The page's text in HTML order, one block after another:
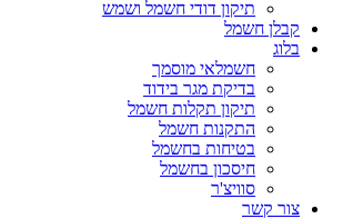
תיקון דודי חשמל ושמש
קבלן חשמל
בלוג
חשמלאי מוסמך
בדיקת מגר בידוד
תיקון תקלות חשמל
התקנות חשמל
בטיחות בחשמל
חיסכון בחשמל
סוויצ'ר
צור קשר